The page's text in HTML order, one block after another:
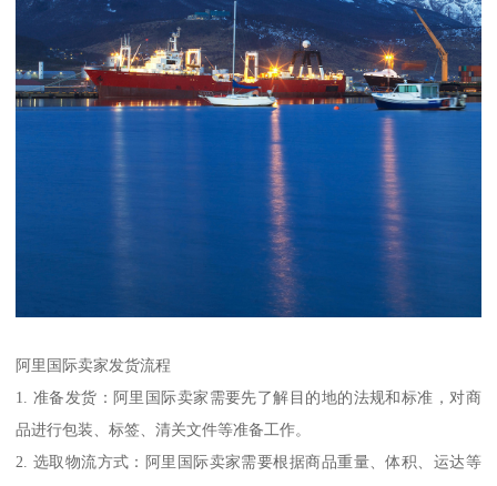
阿里国际卖家发货流程
1. 准备发货：阿里国际卖家需要先了解目的地的法规和标准，对商
品进行包装、标签、清关文件等准备工作。
2. 选取物流方式：阿里国际卖家需要根据商品重量、体积、运达等